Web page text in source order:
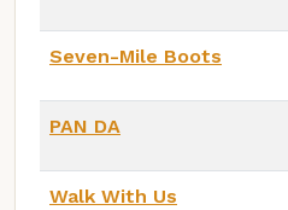
Seven-Mile Boots
PAN DA
Walk With Us